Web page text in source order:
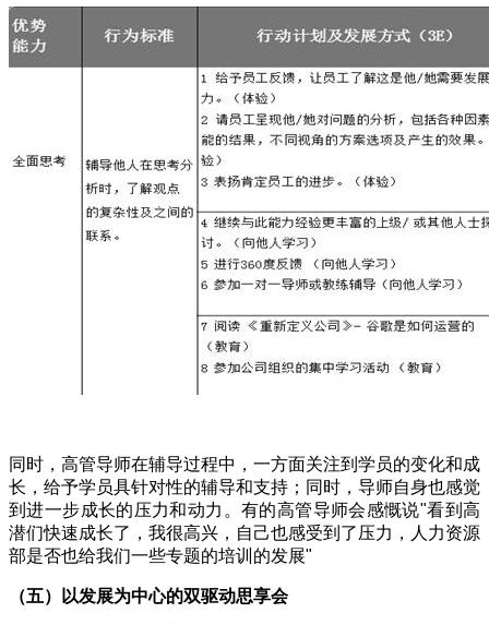
同时，高管导师在辅导过程中，一方面关注到学员的变化和成
长，给予学员具针对性的辅导和支持；同时，导师自身也感觉
到进一步成长的压力和动力。有的高管导师会感慨说"看到高
潜们快速成长了，我很高兴，自己也感受到了压力，人力资源
部是否也给我们一些专题的培训的发展"
（五）以发展为中心的双驱动思享会